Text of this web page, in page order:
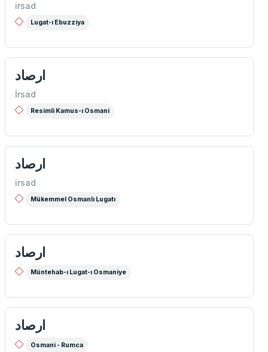
irsad
Lugat-ı Ebuzziya
ارصاد
İrsad
Resimli Kamus-ı Osmani
ارصاد
irsad
Mükemmel Osmanlı Lugatı
ارصاد
Müntehab-ı Lugat-ı Osmaniye
ارصاد
Osmani - Rumca